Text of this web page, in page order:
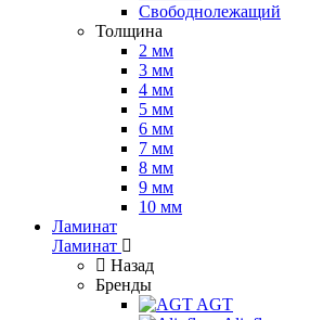
Свободнолежащий
Толщина
2 мм
3 мм
4 мм
5 мм
6 мм
7 мм
8 мм
9 мм
10 мм
Ламинат
Ламинат
Назад
Бренды
AGT